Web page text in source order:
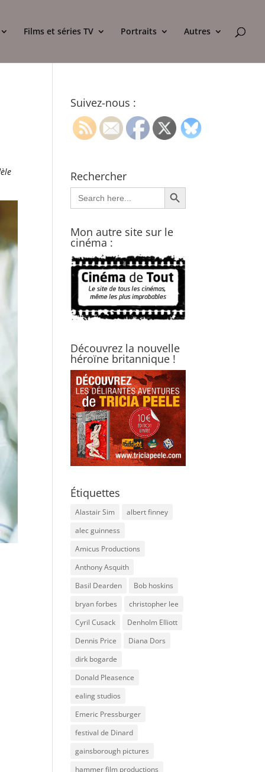
Films et séries TV Portraits Autres
Suivez-nous :
Rechercher
Search
for:
Search Button
Mon autre site sur le
cinéma :
Découvrez la nouvelle
héroïne britannique !
Étiquettes
Alastair Sim
albert finney
alec guinness
Amicus Productions
Anthony Asquith
Basil Dearden
Bob hoskins
bryan forbes
christopher lee
Cyril Cusack
Denholm Elliott
Dennis Price
Diana Dors
dirk bogarde
Donald Pleasence
ealing studios
Emeric Pressburger
festival de Dinard
gainsborough pictures
hammer film productions